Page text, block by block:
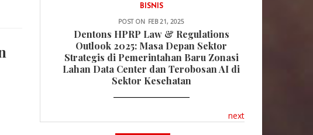
BISNIS
POST ON FEB 21, 2025
Dentons HPRP Law & Regulations
Outlook 2025: Masa Depan Sektor
Strategis di Pemerintahan Baru Zonasi
Lahan Data Center dan Terobosan AI di
Sektor Kesehatan
next